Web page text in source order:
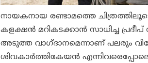
നായകനായ രണ്ടാമത്തെ
കളക്ഷന്‍ മറികടക്കാന്‍ സാധിച്ച
അടുത്ത വാഗ്ദാനമെന്നാണ് പലരും
ശിവകാര്‍ത്തികേയന്‍